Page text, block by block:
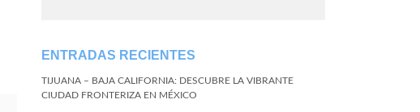
ENTRADAS RECIENTES
TIJUANA – BAJA CALIFORNIA: DESCUBRE LA VIBRANTE
CIUDAD FRONTERIZA EN MÉXICO